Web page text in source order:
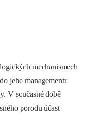
mechanismech
jeho managementu
V současné době
porodu účast